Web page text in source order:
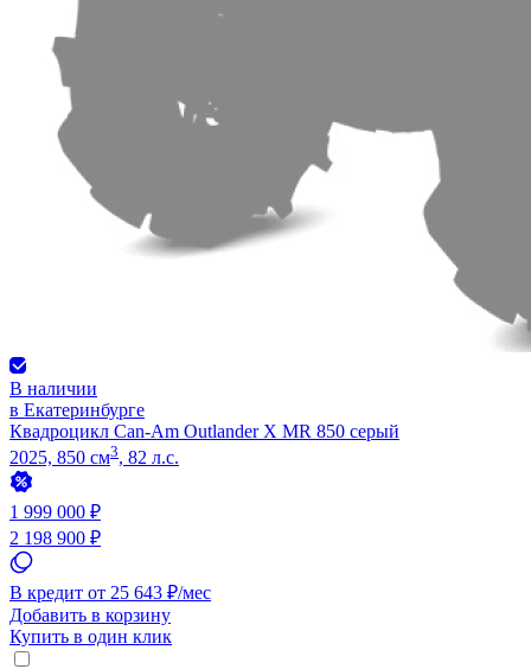
В наличии
в Екатеринбурге
Квадроцикл Can-Am Outlander X MR 850 серый
2025, 850 см3, 82 л.с.
1 999 000 ₽
2 198 900 ₽
В кредит от 25 643 ₽/мес
Добавить в корзину
Купить в один клик